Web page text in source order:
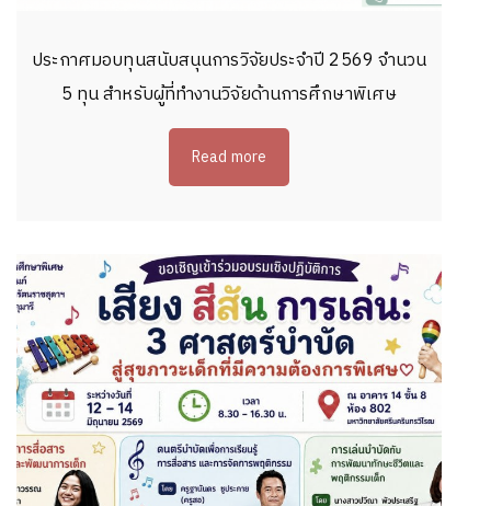
ประกาศมอบทุนสนับสนุนการวิจัยประจำปี 2569 จำนวน
5 ทุน สำหรับผู้ที่ทำงานวิจัยด้านการศึกษาพิเศษ
Read more